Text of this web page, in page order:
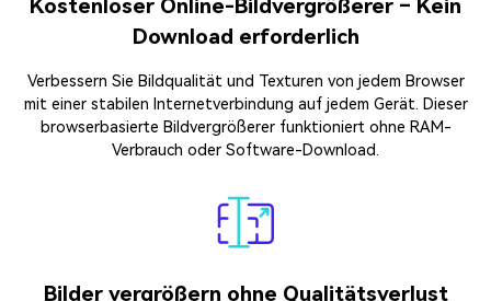
Kostenloser Online-Bildvergrößerer – Kein
Download erforderlich
Verbessern Sie Bildqualität und Texturen von jedem Browser
mit einer stabilen Internetverbindung auf jedem Gerät. Dieser
browserbasierte Bildvergrößerer funktioniert ohne RAM-
Verbrauch oder Software-Download.
Bilder vergrößern ohne Qualitätsverlust